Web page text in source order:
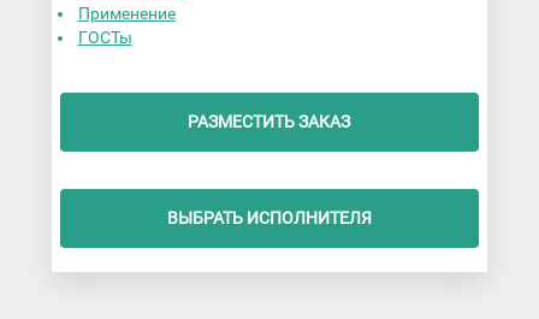
Применение
ГОСТы
РАЗМЕСТИТЬ ЗАКАЗ
ВЫБРАТЬ ИСПОЛНИТЕЛЯ